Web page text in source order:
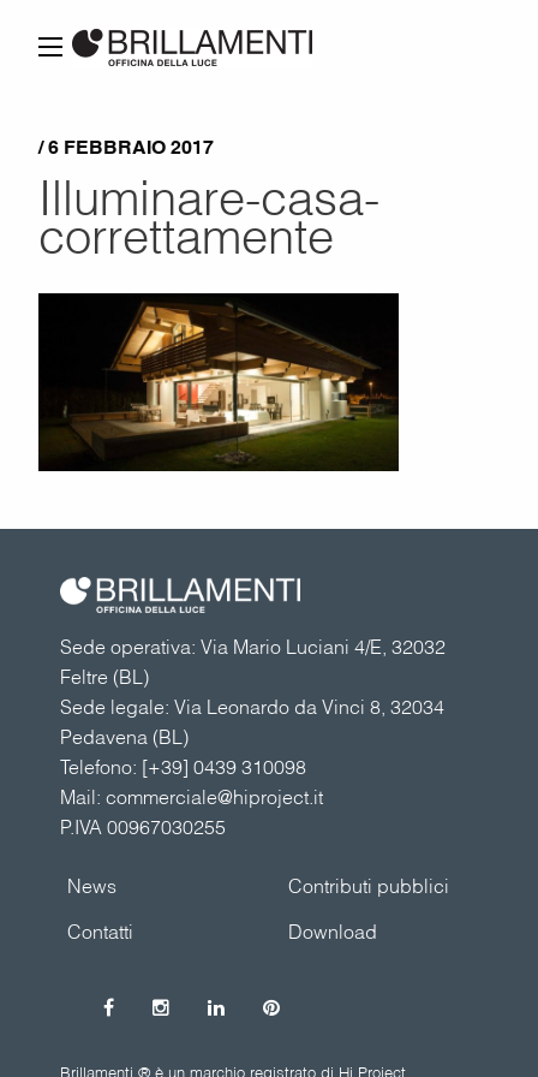
/ 6 FEBBRAIO 2017
Illuminare-casa-
correttamente
Sede operativa: Via Mario Luciani 4/E, 32032
Feltre (BL)
Sede legale: Via Leonardo da Vinci 8, 32034
Pedavena (BL)
Telefono: [+39] 0439 310098
Mail: commerciale@hiproject.it
P.IVA 00967030255
Contributi pubblici
News
Download
Contatti